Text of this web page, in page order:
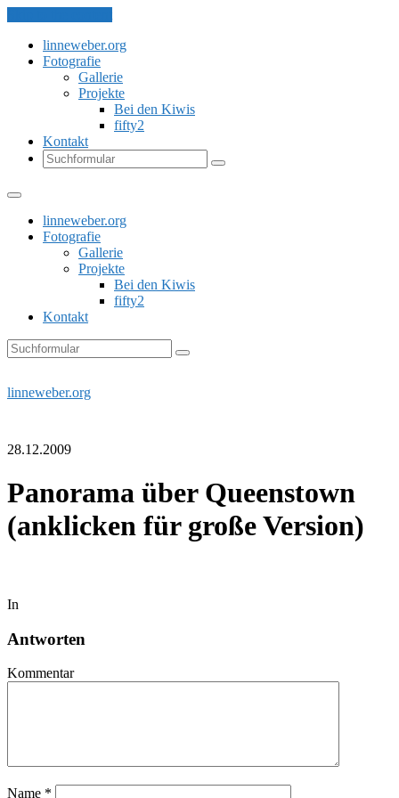
linneweber.org
Fotografie
Gallerie
Projekte
Bei den Kiwis
fifty2
Kontakt
Search
linneweber.org
Fotografie
Gallerie
Projekte
Bei den Kiwis
fifty2
Kontakt
Search
linneweber.org
28.12.2009
Panorama über Queenstown
(anklicken für große Version)
In
Antworten
Kommentar
Name *